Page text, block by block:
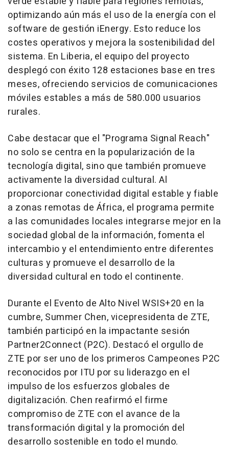
optimizando aún más el uso de la energía con el
software de gestión iEnergy. Esto reduce los
costes operativos y mejora la sostenibilidad del
sistema. En Liberia, el equipo del proyecto
desplegó con éxito 128 estaciones base en tres
meses, ofreciendo servicios de comunicaciones
móviles estables a más de 580.000 usuarios
rurales.
Cabe destacar que el "Programa Signal Reach"
no solo se centra en la popularización de la
tecnología digital, sino que también promueve
activamente la diversidad cultural. Al
proporcionar conectividad digital estable y fiable
a zonas remotas de África, el programa permite
a las comunidades locales integrarse mejor en la
sociedad global de la información, fomenta el
intercambio y el entendimiento entre diferentes
culturas y promueve el desarrollo de la
diversidad cultural en todo el continente.
Durante el Evento de Alto Nivel WSIS+20 en la
cumbre, Summer Chen, vicepresidenta de ZTE,
también participó en la impactante sesión
Partner2Connect (P2C). Destacó el orgullo de
ZTE por ser uno de los primeros Campeones P2C
reconocidos por ITU por su liderazgo en el
impulso de los esfuerzos globales de
digitalización. Chen reafirmó el firme
compromiso de ZTE con el avance de la
transformación digital y la promoción del
desarrollo sostenible en todo el mundo.